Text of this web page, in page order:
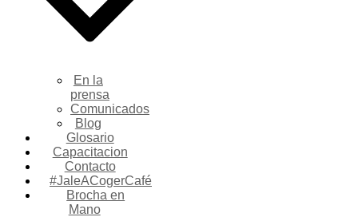
En la
prensa
Comunicados
Blog
Glosario
Capacitacion
Contacto
#JaleACogerCafé
Brocha en
Mano